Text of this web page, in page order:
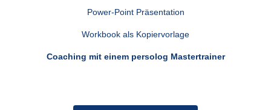
Power-Point Präsentation
Workbook als Kopiervorlage
Coaching mit einem persolog Mastertrainer